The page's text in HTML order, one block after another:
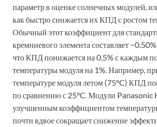
параметр в оценке солнечных модулей,
как быстро снижается их КПД с ростом
Обычный этот коэффициент для
кремниевого элемента составляет
что КПД понижается на 0,5% с каждым
температуры модуля на 1%. Например,
температуре модуля летом (75°C) КПД
по сравнению с 25°C. Модули Panasonic
улучшенным коэффициентом
почти вдвое сокращает снижение